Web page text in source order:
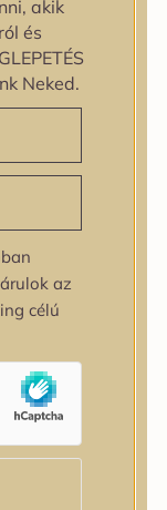
akik
és
Neked.
az
célú